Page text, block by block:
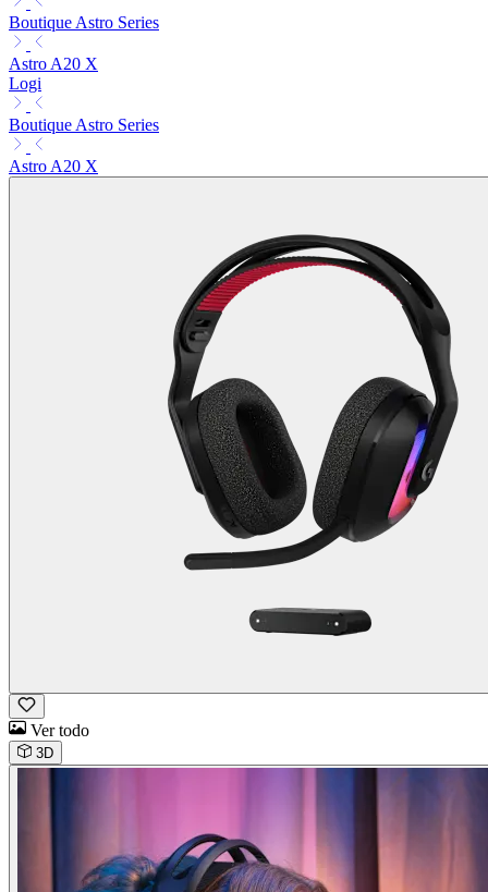
Boutique Astro Series
Astro A20 X
Logi
Boutique Astro Series
Astro A20 X
Ver todo
3D